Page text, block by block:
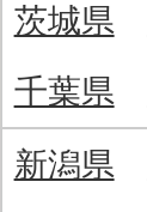
茨城県
千葉県
新潟県